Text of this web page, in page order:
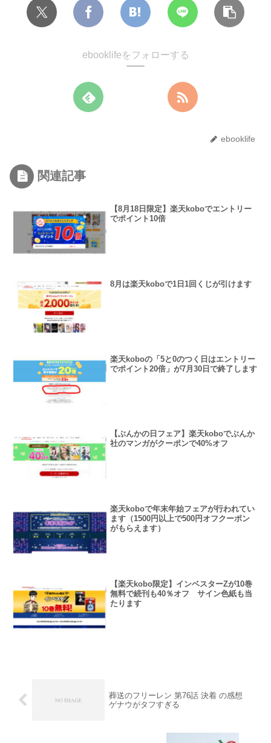
ebooklifeをフォローする
ebooklife
関連記事
【8月18日限定】楽天koboでエントリー
でポイント10倍
8月は楽天koboで1日1回くじが引けます
楽天koboの「5と0のつく日はエントリー
でポイント20倍」が7月30日で終了します
【ぶんかの日フェア】楽天koboでぶんか
社のマンガがクーポンで40%オフ
楽天koboで年末年始フェアが行われてい
ます（1500円以上で500円オフクーポン
がもらえます）
【楽天kobo限定】インベスターZが10巻
無料で続刊も40％オフ サイン色紙も当
たります
葬送のフリーレン 第76話 決着 の感想
ゲナウがタフすぎる